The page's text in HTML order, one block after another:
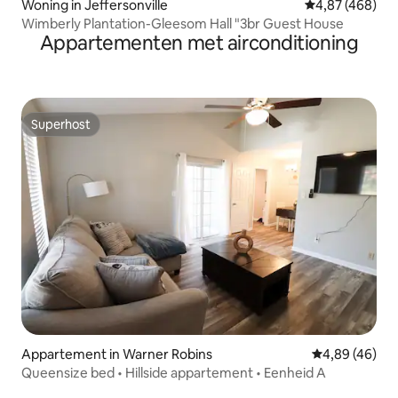
Woning in Jeffersonville Gemiddelde
4,87 (468)
Wimberly Plantation-Gleesom Hall "3br Guest House
Appartementen met airconditioning
Superhost
Superhost
Appartement in Warner Robins Gemiddelde
4,89 (46)
Queensize bed • Hillside appartement • Eenheid A